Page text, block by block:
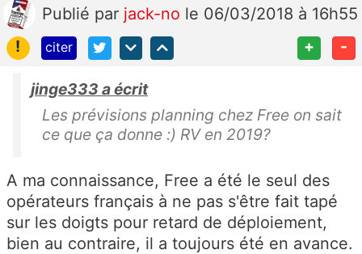
Publié par jack-no le 06/03/2018 à 16h55
!
citer + -
jinge333 a écrit
Les prévisions planning chez Free on sait
ce que ça donne :) RV en 2019?
A ma connaissance, Free a été le seul des
opérateurs français à ne pas s'être fait tapé
sur les doigts pour retard de déploiement,
bien au contraire, il a toujours été en avance.